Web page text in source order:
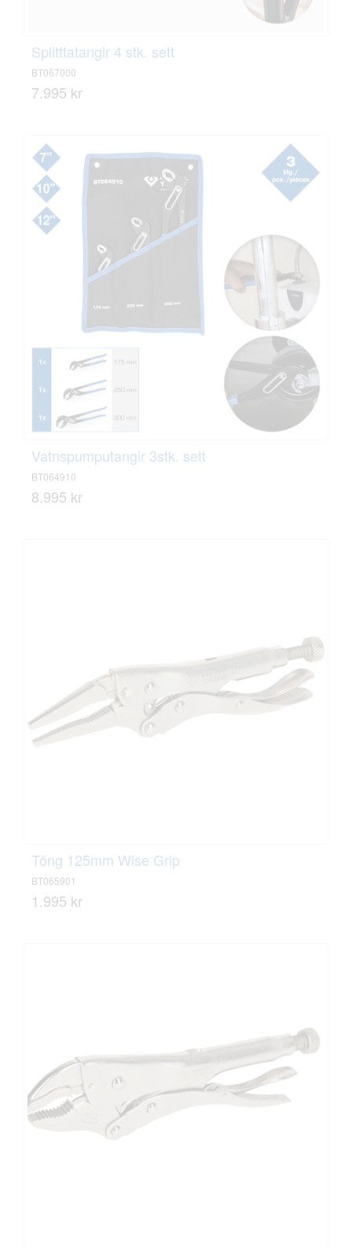
Splitttatangir 4 stk. sett
BT067000
7.995 kr
Vatnspumputangir 3stk. sett
BT064910
8.995 kr
Töng 125mm Wise Grip
BT065901
1.995 kr